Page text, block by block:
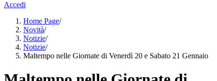
Accedi
Home Page/
Novità/
Notizie/
Notizie/
Maltempo nelle Giornate di Venerdì 20 e Sabato 21 Gennaio